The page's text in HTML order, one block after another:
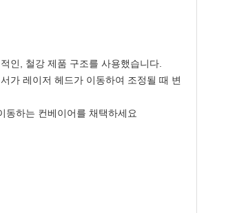
인, 철강 제품 구조를 사용했습니다.
가 레이저 헤드가 이동하여 조정될 때 변
동하는 컨베이어를 채택하세요